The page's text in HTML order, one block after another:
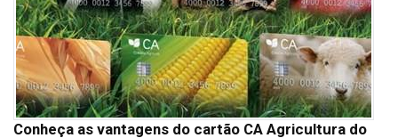
Conheça as vantagens do cartão CA Agricultura do